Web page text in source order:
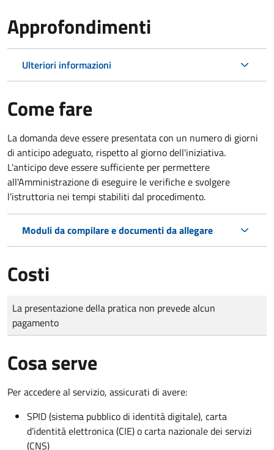
Approfondimenti
Ulteriori informazioni
Come fare
La domanda deve essere presentatacon un numero di giorni
di anticipo adeguato, rispetto al giorno dell'iniziativa.
L'anticipo deve essere sufficiente per permettere
all'Amministrazione di eseguire le verifiche e svolgere
l'istruttoria nei tempi stabiliti dal procedimento.
Moduli da compilare e documenti da allegare
Costi
Tipo di pagamento
Importo
La presentazione della pratica non prevede alcun
pagamento
Cosa serve
Per accedere al servizio, assicurati di avere:
SPID (sistema pubblico di identità digitale), carta
d’identità elettronica (CIE) o carta nazionale dei servizi
(CNS)